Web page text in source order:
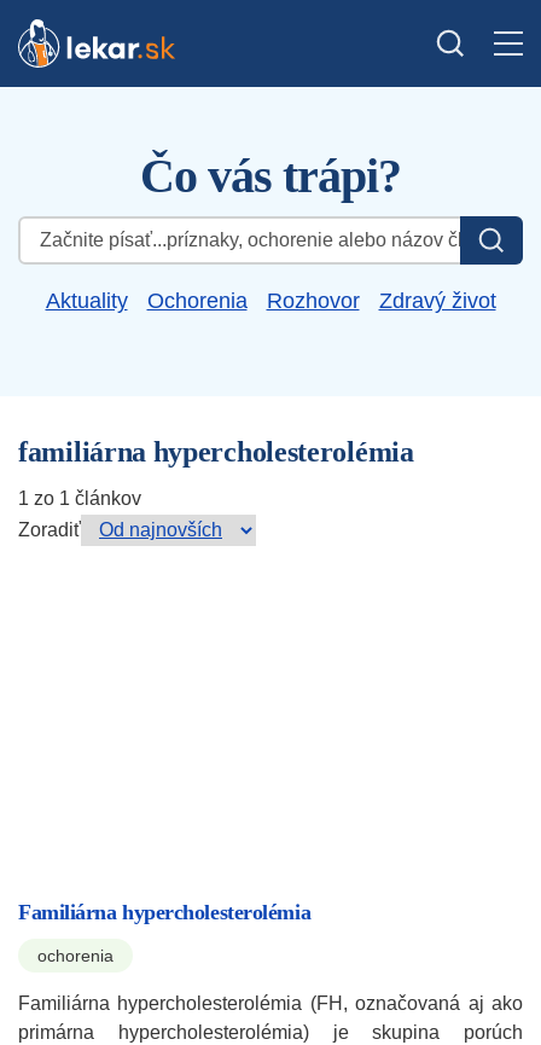
Čo vás trápi?
Hľadať:
Aktuality Ochorenia Rozhovor Zdravý život
familiárna hypercholesterolémia
1 zo 1 článkov
Zoradiť
Familiárna hypercholesterolémia
ochorenia
Familiárna hypercholesterolémia (FH, označovaná aj ako
primárna hypercholesterolémia) je skupina porúch